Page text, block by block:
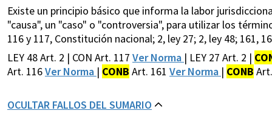
Existe un principio básico que informa la labor
"causa", un "caso" o "controversia", para utilizar los
116 y 117, Constitución nacional; 2, ley 27; 2, ley 48; 161,
LEY 48 Art. 2 | CON Art. 117 Ver Norma | LEY 27 Art. 2 |
Art. 116Ver Norma | CONB Art. 161 Ver Norma | CONB
OCULTAR FALLOS DEL SUMARIO